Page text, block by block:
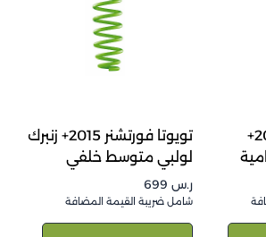
تويوتا فورتشنر 2015+
تويوتا فورتشنر 2015+ زنبرك
لولبي متوسط خلفي
ر.س
شامل ضريبة القيمة المضافة